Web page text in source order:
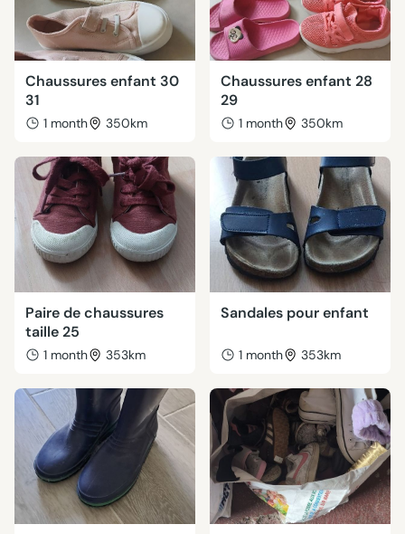
Chaussures enfant 30
31
1 month 350km
Chaussures enfant 28
29
1 month 350km
Paire de chaussures
taille 25
1 month 353km
Sandales pour enfant
1 month 353km